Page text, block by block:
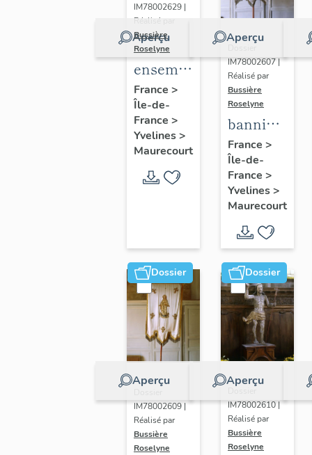
Aperçu
IM78002629 |
Réalisé par
Bussière
Roselyne
ensemble
de 2
reliefs
France >
Île-de-
France >
Yvelines>
Maurecourt
Aperçu
IM78002607 |
Réalisé par
Bussière
Roselyne
bannière
de
procession
: Jeanne
d'Arc
France >
Île-de-
France >
Yvelines>
Maurecourt
Dossier
Aperçu
IM78002609 |
Réalisé par
Bussière
Roselyne
Dossier
Aperçu
IM78002610 |
Réalisé par
Bussière
Roselyne